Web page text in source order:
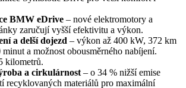
BMW eDrive – nové elektromotory a
zaručují vyšší efektivitu a výkon.
a delší dojezd – výkon až 400 kW, 372 km
minut a možnost obousměrného nabíjení.
kilometrů.
a cirkulárnost – o 34 % nižší emise
recyklovaných materiálů pro maximální